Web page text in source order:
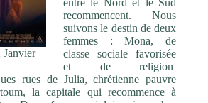
Janvier
entre le Nord et le Sud
recommencent. Nous
suivons le destin de deux
femmes : Mona, de
classe sociale favorisée
et de religion
rues de Julia, chrétienne pauvre
la capitale qui recommence à